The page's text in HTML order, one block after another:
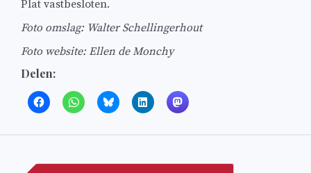
Plat vastbesloten.
Foto omslag: Walter Schellingerhout
Foto website: Ellen de Monchy
Delen:
navigatie